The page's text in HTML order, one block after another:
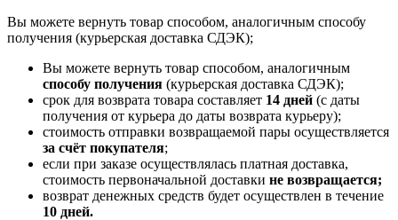
Вы можете вернуть товар способом, аналогичным способу
получения (курьерская доставка СДЭК);
Вы можете вернуть товар способом, аналогичным
способу получения (курьерская доставка СДЭК);
срок для возврата товара составляет 14 дней (с даты
получения от курьера до даты возврата курьеру);
стоимость отправки возвращаемой пары осуществляется
за счёт покупателя;
если при заказе осуществлялась платная доставка,
стоимость первоначальной доставки не возвращается;
возврат денежных средств будет осуществлен в течение
10 дней.